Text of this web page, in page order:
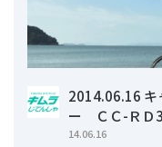
2014.06.16
ー ＣＣ-ＲＤ
14.06.16